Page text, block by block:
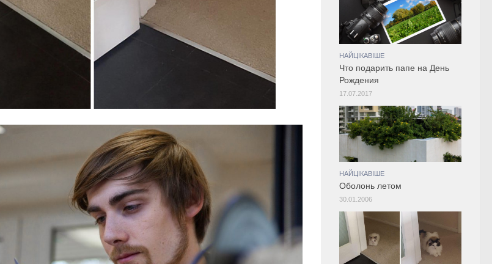
НАЙЦІКАВІШЕ
Что подарить папе на День
Рождения
17.07.2017
НАЙЦІКАВІШЕ
Оболонь летом
30.01.2006